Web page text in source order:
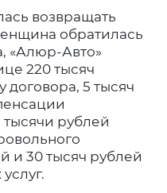
возвращать
обратилась
«Алюр-Авто»
220 тысяч
5 тысяч
тысячи рублей
и 30 тысяч рублей